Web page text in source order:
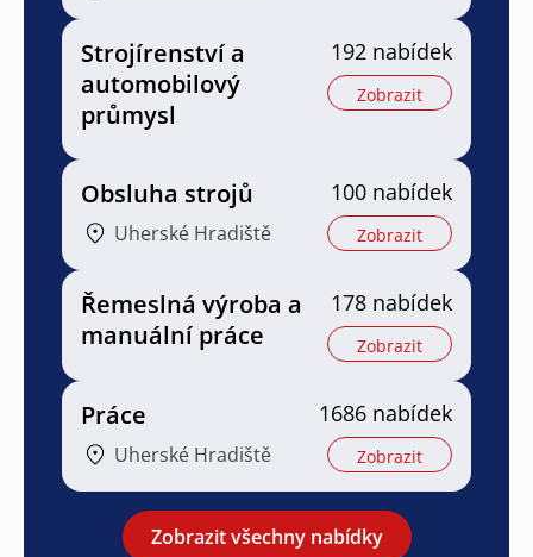
Strojírenství a
automobilový
průmysl
192 nabídek
Zobrazit
Obsluha strojů
Uherské Hradiště
100 nabídek
Zobrazit
Řemeslná výroba a
manuální práce
178 nabídek
Zobrazit
Práce
Uherské Hradiště
1686 nabídek
Zobrazit
Zobrazit všechny nabídky